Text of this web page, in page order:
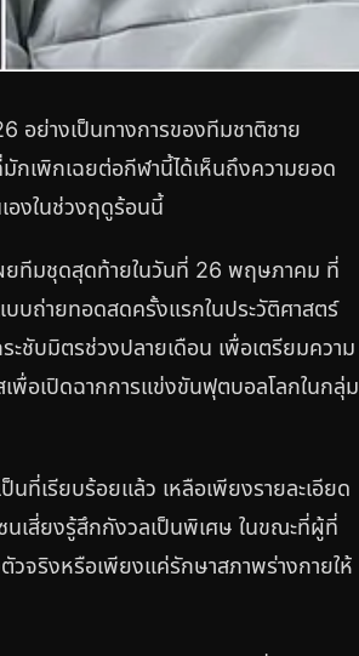
อย่างเป็นทางการของทีมชาติชาย
กเพิกเฉยต่อกีฬานี้ได้เห็นถึงความยอด
งในช่วงฤดูร้อนนี้
ผยทีมชุดสุดท้ายในวันที่ 26 พฤษภาคม ที่
บถ่ายทอดสดครั้งแรกในประวัติศาสตร์
ะชับมิตรช่วงปลายเดือน เพื่อเตรียมความ
พื่อเปิดฉากการแข่งขันฟุตบอลโลกในกลุ่ม
นที่เรียบร้อยแล้ว เหลือเพียงรายละเอียด
นเสี่ยงรู้สึกกังวลเป็นพิเศษ ในขณะที่ผู้ที่
วจริงหรือเพียงแค่รักษาสภาพร่างกายให้